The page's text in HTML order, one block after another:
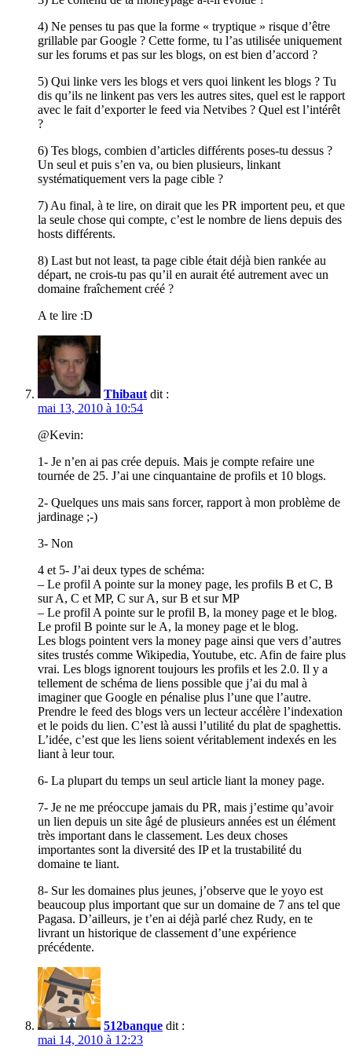
4) Ne penses tu pas que la forme « tryptique » risque d’être
grillable par Google ? Cette forme, tu l’as utilisée uniquement
sur les forums et pas sur les blogs, on est bien d’accord ?
5) Qui linke vers les blogs et vers quoi linkent les blogs ? Tu
dis qu’ils ne linkent pas vers les autres sites, quel est le rapport
avec le fait d’exporter le feed via Netvibes ? Quel est l’intérêt
?
6) Tes blogs, combien d’articles différents poses-tu dessus ?
Un seul et puis s’en va, ou bien plusieurs, linkant
systématiquement vers la page cible ?
7) Au final, à te lire, on dirait que les PR importent peu, et que
la seule chose qui compte, c’est le nombre de liens depuis des
hosts différents.
8) Last but not least, ta page cible était déjà bien rankée au
départ, ne crois-tu pas qu’il en aurait été autrement avec un
domaine fraîchement créé ?
A te lire :D
Thibaut dit :
mai 13, 2010 à 10:54
@Kevin:
1- Je n’en ai pas crée depuis. Mais je compte refaire une
tournée de 25. J’ai une cinquantaine de profils et 10 blogs.
2- Quelques uns mais sans forcer, rapport à mon problème de
jardinage ;-)
3- Non
4 et 5- J’ai deux types de schéma:
– Le profil A pointe sur la money page, les profils B et C, B
sur A, C et MP, C sur A, sur B et sur MP
– Le profil A pointe sur le profil B, la money page et le blog.
Le profil B pointe sur le A, la money page et le blog.
Les blogs pointent vers la money page ainsi que vers d’autres
sites trustés comme Wikipedia, Youtube, etc. Afin de faire plus
vrai. Les blogs ignorent toujours les profils et les 2.0. Il y a
tellement de schéma de liens possible que j’ai du mal à
imaginer que Google en pénalise plus l’une que l’autre.
Prendre le feed des blogs vers un lecteur accélère l’indexation
et le poids du lien. C’est là aussi l’utilité du plat de spaghettis.
L’idée, c’est que les liens soient véritablement indexés en les
liant à leur tour.
6- La plupart du temps un seul article liant la money page.
7- Je ne me préoccupe jamais du PR, mais j’estime qu’avoir
un lien depuis un site âgé de plusieurs années est un élément
très important dans le classement. Les deux choses
importantes sont la diversité des IP et la trustabilité du
domaine te liant.
8- Sur les domaines plus jeunes, j’observe que le yoyo est
beaucoup plus important que sur un domaine de 7 ans tel que
Pagasa. D’ailleurs, je t’en ai déjà parlé chez Rudy, en te
livrant un historique de classement d’une expérience
précédente.
512banque dit :
mai 14, 2010 à 12:23